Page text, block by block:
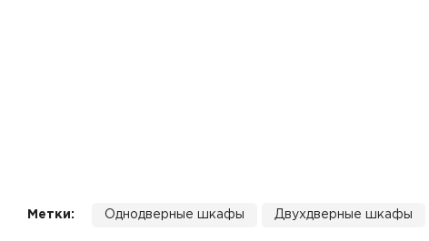
Тумбы
Метки: Однодверные шкафы Двухдверные шкафы